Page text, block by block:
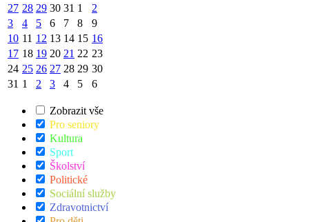
27 28 29 30 31 1
2
3
4 5 6 7 8
9
10 11 12 13 14 15 16
17 18 19 20 21 22 23
24 25 26 27 28 29 30
31 1 2 3 4 5 6
Zobrazit vše
Pro seniory
Kultura
Sport
Školství
Politické
Sociální služby
Zdravotnictví